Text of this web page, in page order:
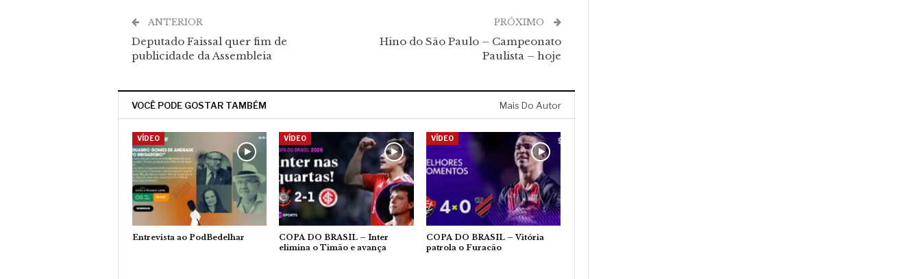
ANTERIOR
Deputado Faissal quer fim de
publicidade da Assembleia
PRÓXIMO
Hino do São Paulo – Campeonato
Paulista – hoje
VOCÊ PODE GOSTAR TAMBÉM Mais Do Autor
VÍDEO
Entrevista ao PodBedelhar
VÍDEO
COPA DO BRASIL – Inter
elimina o Timão e avança
VÍDEO
COPA DO BRASIL – Vitória
patrola o Furacão